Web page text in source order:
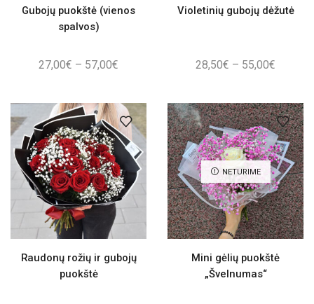
Gubojų puokštė (vienos
spalvos)
27,00€ – 57,00€
through
57,00€
Violetinių gubojų dėžutė
28,50€ – 55,00€
through
55,00€
Raudonų rožių ir gubojų
puokštė
NETURIME
Mini gėlių puokštė
„Švelnumas“